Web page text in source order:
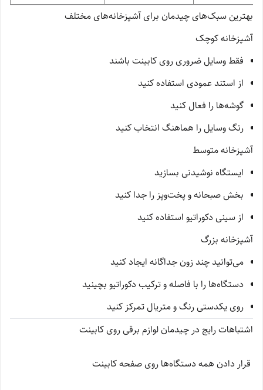
بهترین سبک‌های چیدمان برای آشپزخانه‌های مختلف
آشپزخانه کوچک
فقط وسایل ضروری روی کابینت باشند
از استند عمودی استفاده کنید
گوشه‌ها را فعال کنید
رنگ وسایل را هماهنگ انتخاب کنید
آشپزخانه متوسط
ایستگاه نوشیدنی بسازید
بخش صبحانه و پخت‌وپز را جدا کنید
از سینی دکوراتیو استفاده کنید
آشپزخانه بزرگ
می‌توانید چند زون جداگانه ایجاد کنید
دستگاه‌ها را با فاصله و ترکیب دکوراتیو بچینید
روی یکدستی رنگ و متریال تمرکز کنید
اشتباهات رایج در چیدمان لوازم برقی روی کابینت
قرار دادن همه دستگاه‌ها روی صفحه کابینت